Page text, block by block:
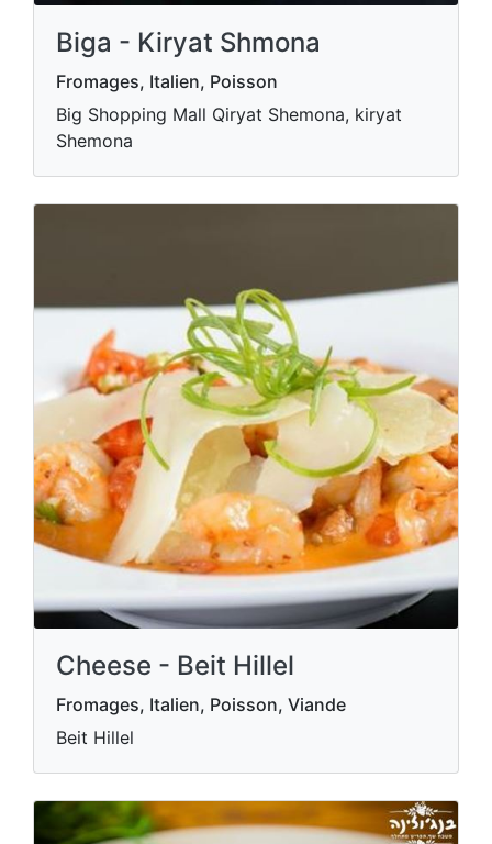
Biga - Kiryat Shmona
Fromages, Italien, Poisson
Big Shopping Mall Qiryat Shemona, kiryat
Shemona
Cheese - Beit Hillel
Fromages, Italien, Poisson, Viande
Beit Hillel